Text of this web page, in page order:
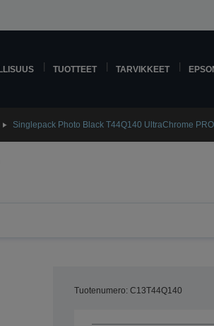
TUOTTEET TARVIKKEET
Singlepack Photo Black T44Q140 UltraChrome
Tuotenumero: C13T44Q140